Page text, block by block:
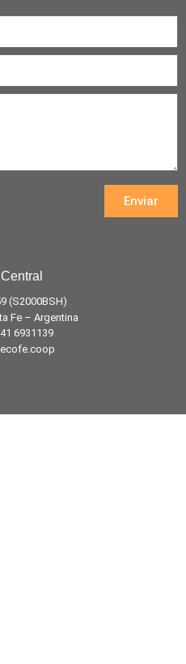
(S2000BSH)
Fe – Argentina
6931139
Enviar